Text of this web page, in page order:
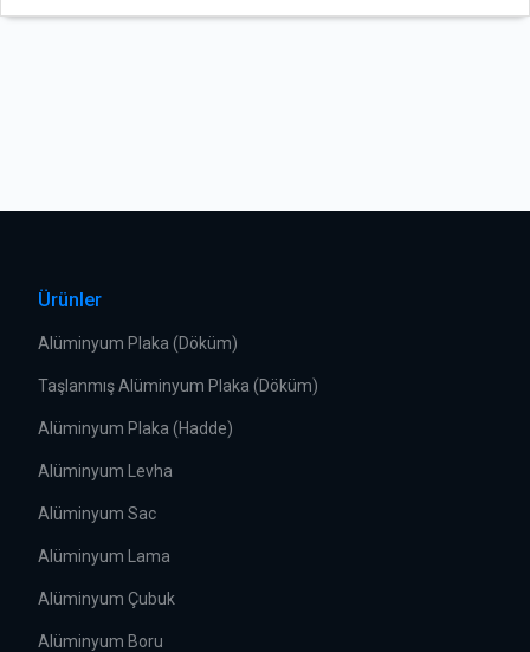
Ürünler
Alüminyum Plaka (Döküm)
Taşlanmış Alüminyum Plaka (Döküm)
Alüminyum Plaka (Hadde)
Alüminyum Levha
Alüminyum Sac
Alüminyum Lama
Alüminyum Çubuk
Alüminyum Boru